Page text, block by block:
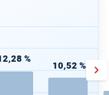
%
10,52 %